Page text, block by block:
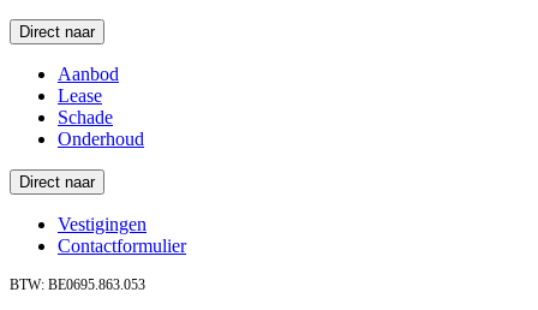
Direct naar
Aanbod
Lease
Schade
Onderhoud
Direct naar
Vestigingen
Contactformulier
BTW: BE0695.863.053